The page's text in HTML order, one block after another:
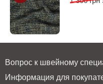
Вопрос к швейному
Информация для